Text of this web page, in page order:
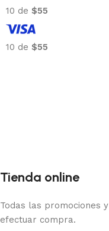
10 de
10 de
Tienda online
Todas las promociones
efectuar compra.